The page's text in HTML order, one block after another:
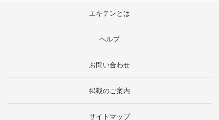
エキテンとは
ヘルプ
お問い合わせ
掲載のご案内
サイトマップ